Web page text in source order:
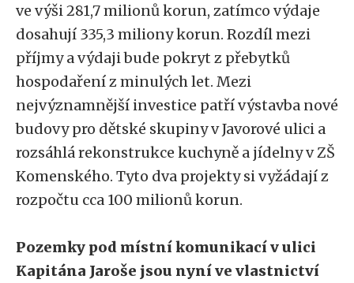
ve výši 281,7 milionů korun, zatímco výdaje
dosahují 335,3 miliony korun. Rozdíl mezi
příjmy a výdaji bude pokryt z přebytků
hospodaření z minulých let. Mezi
nejvýznamnější investice patří výstavba nové
budovy pro dětské skupiny v Javorové ulici a
rozsáhlá rekonstrukce kuchyně a jídelny v ZŠ
Komenského. Tyto dva projekty si vyžádají z
rozpočtu cca 100 milionů korun.
Pozemky pod místní komunikací v ulici
Kapitána Jaroše jsou nyní ve vlastnictví